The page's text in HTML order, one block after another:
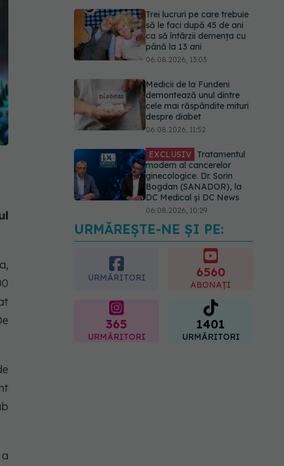
Trei lucruri pe care trebuie
să le faci după 45 de ani
ca să întârzii demența cu
până la 13 ani
06.08.2026, 13:03
Medicii de la Fundeni
demontează unul dintre
cele mai răspândite mituri
despre diabet
06.08.2026, 11:52
EXCLUSIV Tratamentul
modern al cancerelor
ginecologice. Dr. Sorin
Bogdan (SANADOR), la
DC Medical și DC News
06.08.2026, 10:29
Ilie Bolojan, anunț despre
spitale în contextul crizei
06.08.2026, 15:24
URMĂREȘTE-NE ȘI PE:
URMĂRITORI 6560
ABONAȚI
365
URMĂRITORI
1401
URMĂRITORI